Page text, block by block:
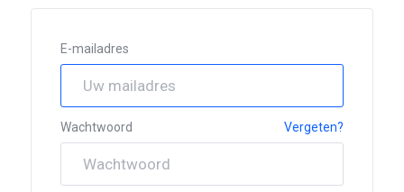
E-mailadres
Wachtwoord Vergeten?